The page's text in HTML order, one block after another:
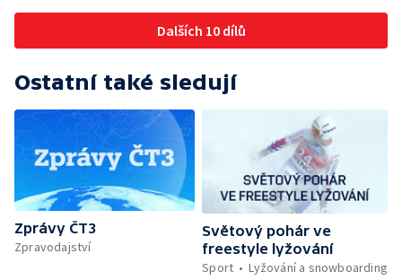
Dalších 10 dílů
Ostatní také sledují
Zprávy ČT3
Zpravodajství
Světový pohár ve
freestyle lyžování
Sport
Lyžování a snowboarding